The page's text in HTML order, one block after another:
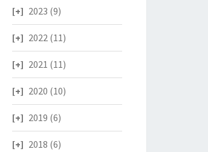
2023 (9)
2022 (11)
2021 (11)
2020 (10)
2019 (6)
2018 (6)